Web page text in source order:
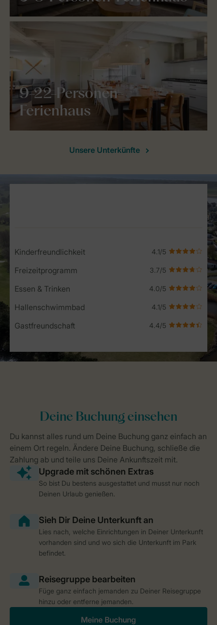
9-22-Personen-
Ferienhaus
Unsere Unterkünfte
Service Rating from our guests
Kinderfreundlichkeit
Freizeitprogramm
Essen & Trinken
Hallenschwimmbad
Gastfreundschaft
So bist Du bestens ausgestattet und musst nur noch
Deinen Urlaub genießen.
Lies nach, welche Einrichtungen in Deiner Unterkunft
vorhanden sind und wo sich die Unterkunft im Park
befindet.
Füge ganz einfach jemanden zu Deiner Reisegruppe
hinzu oder entferne jemanden.
Meine Buchung